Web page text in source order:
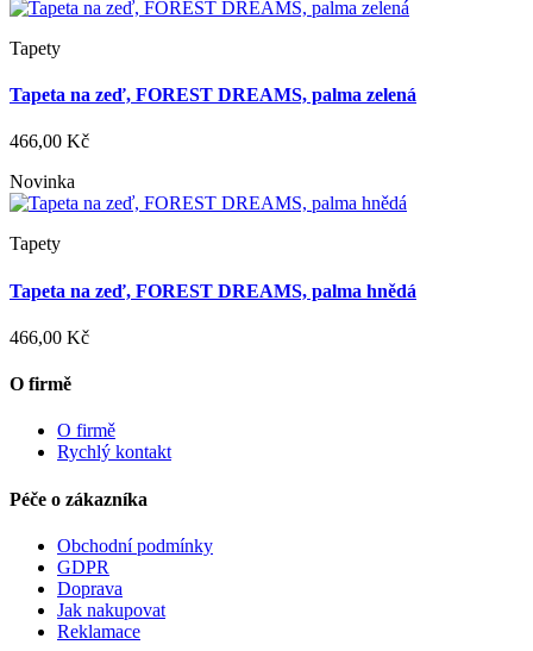
Tapety
Tapeta na zeď, FOREST DREAMS, palma zelená
466,00 Kč
Novinka
Tapety
Tapeta na zeď, FOREST DREAMS, palma hnědá
466,00 Kč
O firmě
O firmě
Rychlý kontakt
Péče o zákazníka
Obchodní podmínky
GDPR
Doprava
Jak nakupovat
Reklamace